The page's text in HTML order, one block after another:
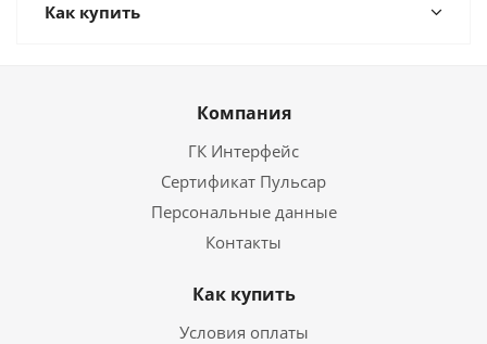
Как купить
Компания
ГК Интерфейс
Сертификат Пульсар
Персональные данные
Контакты
Как купить
Условия оплаты